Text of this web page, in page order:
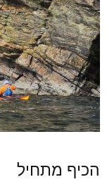
הכיף מתחיל